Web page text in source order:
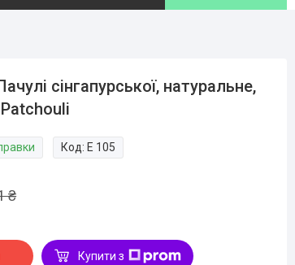
сінгапурської, натуральне,
Код: Е 105
₴
Купити з